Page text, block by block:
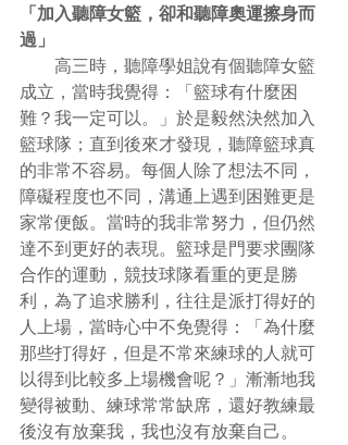
「加入聽障女籃，卻和聽障奧運擦身而
過」
高三時，聽障學姐說有個聽障女籃
成立，當時我覺得：「籃球有什麼困
難？我一定可以。」於是毅然決然加入
籃球隊；直到後來才發現，聽障籃球真
的非常不容易。每個人除了想法不同，
障礙程度也不同，溝通上遇到困難更是
家常便飯。當時的我非常努力，但仍然
達不到更好的表現。籃球是門要求團隊
合作的運動，競技球隊看重的更是勝
利，為了追求勝利，往往是派打得好的
人上場，當時心中不免覺得：「為什麼
那些打得好，但是不常來練球的人就可
以得到比較多上場機會呢？」漸漸地我
變得被動、練球常常缺席，還好教練最
後沒有放棄我，我也沒有放棄自己。